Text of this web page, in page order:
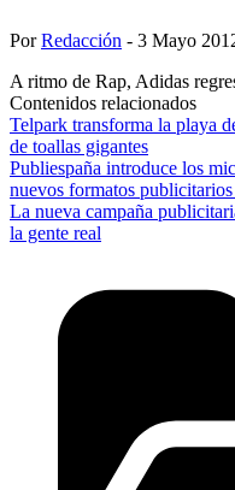
PorRedacción - 3 Mayo
A ritmo de Rap, Adidas
Contenidos relacionados
Telpark transforma la playa
de toallas gigantes
Publiespaña introduce los
nuevos formatos
La nueva campaña
la gente real